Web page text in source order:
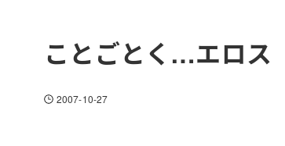
ことごとく…エロス
2007-10-27